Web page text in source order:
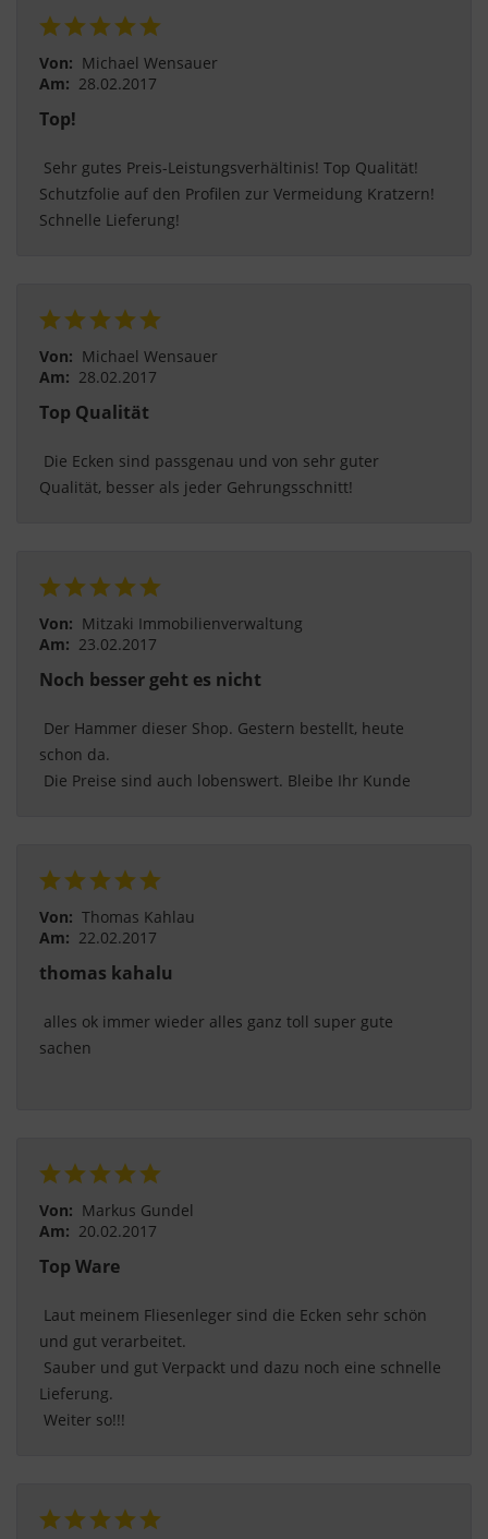
Von: Michael Wensauer
Am: 28.02.2017
Top!
Schutzfolie auf den Profilen zur Vermeidung Kratzern!
Schnelle Lieferung!
Von: Michael Wensauer
Am: 28.02.2017
Top Qualität
Qualität, besser als jeder Gehrungsschnitt!
Von: Mitzaki Immobilienverwaltung
Am: 23.02.2017
Noch besser geht es nicht
schon da.
Die Preise sind auch lobenswert. Bleibe Ihr Kunde
Von: Thomas Kahlau
Am: 22.02.2017
thomas kahalu
sachen
Von: Markus Gundel
Am: 20.02.2017
Top Ware
und gut verarbeitet.
Lieferung.
Weiter so!!!